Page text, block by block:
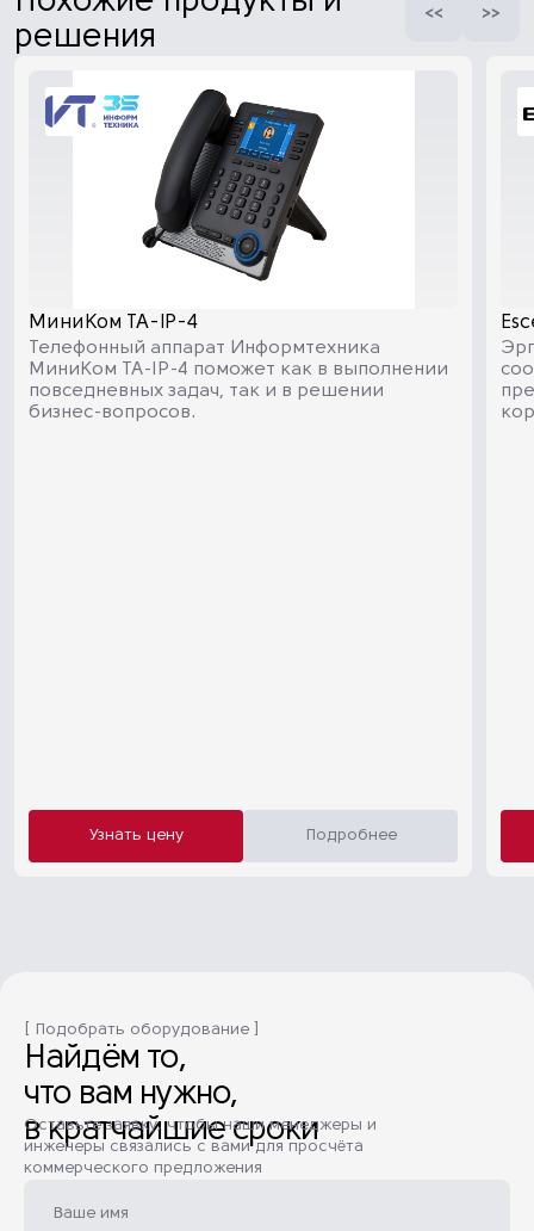
решения
МиниКом TA-IP-4
Телефонный аппарат Информтехника
МиниКом TA-IP-4 поможет как в выполнении
повседневных задач, так и в решении
бизнес-вопросов.
Узнать цену Подробнее
[ Подобрать оборудование ]
Найдём то,
что вам нужно,
в кратчайшие сроки
Оставьте заявку, чтобы наши менеджеры и
инженеры связались с вами для просчёта
коммерческого предложения